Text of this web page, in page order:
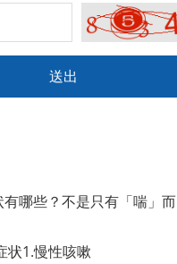
送出
有哪些？不是只有「喘」而
状1.慢性咳嗽